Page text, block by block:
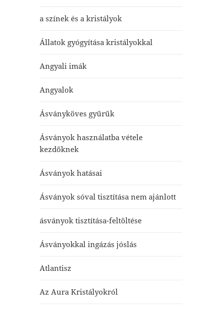
a színek és a kristályok
Állatok gyógyítása kristályokkal
Angyali imák
Angyalok
Ásványköves gyűrűk
Ásványok használatba vétele
kezdőknek
Ásványok hatásai
Ásványok sóval tisztítása nem ajánlott
ásványok tisztítása-feltöltése
Ásványokkal ingázás jóslás
Atlantisz
Az Aura Kristályokról